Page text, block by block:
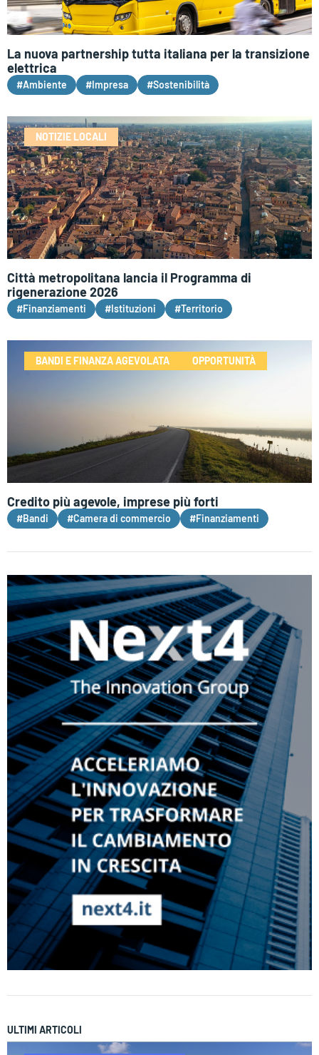
La nuova partnership tutta italiana per la transizione
elettrica
#Ambiente #Impresa #Sostenibilità
NOTIZIE LOCALI
Città metropolitana lancia il Programma di
rigenerazione 2026
#Finanziamenti #Istituzioni #Territorio
BANDI E FINANZA AGEVOLATA OPPORTUNITÀ
Credito più agevole, imprese più forti
#Bandi #Camera di commercio #Finanziamenti
ULTIMI ARTICOLI